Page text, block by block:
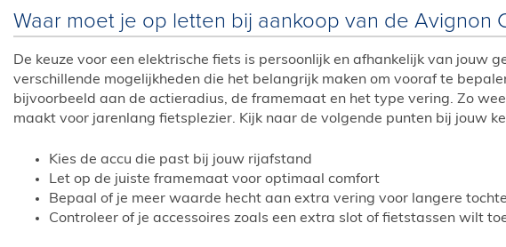
Waar moet je op letten bij aankoop van de Avignon
De keuze voor een elektrische fiets is persoonlijk en afhankelijk van jouw
verschillende mogelijkheden die het belangrijk maken om vooraf te
bijvoorbeeld aan de actieradius, de framemaat en het type vering. Zo
maakt voor jarenlang fietsplezier. Kijk naar de volgende punten bij jouw
Kies de accu die past bij jouw rijafstand
Let op de juiste framemaat voor optimaal comfort
Bepaal of je meer waarde hecht aan extra vering voor langere
Controleer of je accessoires zoals een extra slot of fietstassen wilt